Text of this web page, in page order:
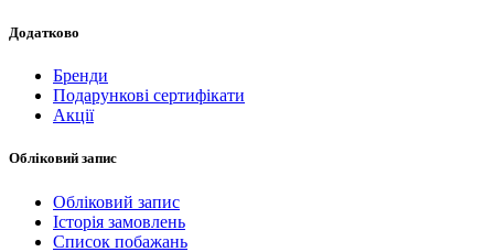
Додатково
Бренди
Подарункові сертифікати
Акції
Обліковий запис
Обліковий запис
Історія замовлень
Список побажань